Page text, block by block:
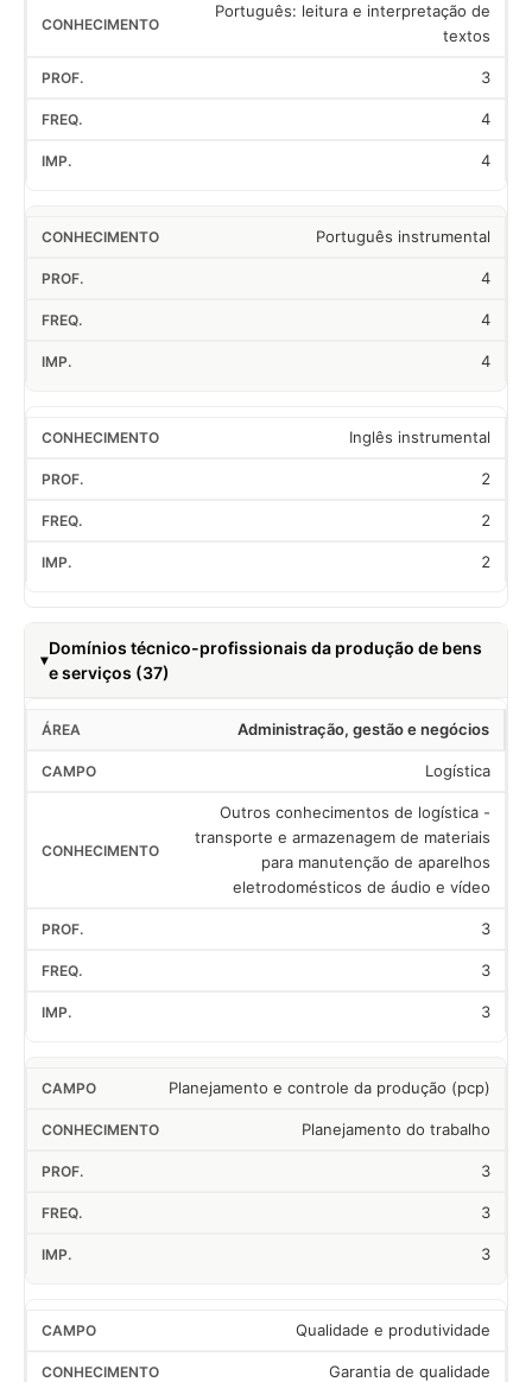
Português: leitura e interpretação de
textos
3
4
4
Português instrumental
4
4
4
Inglês instrumental
2
2
2
Domínios técnico-profissionais da produção de bens
e serviços (37)
Administração, gestão e negócios
Logística
Outros conhecimentos de logística -
transporte e armazenagem de materiais
para manutenção de aparelhos
eletrodomésticos de áudio e vídeo
3
3
3
Planejamento e controle da produção (pcp)
Planejamento do trabalho
3
3
3
Qualidade e produtividade
Garantia de qualidade